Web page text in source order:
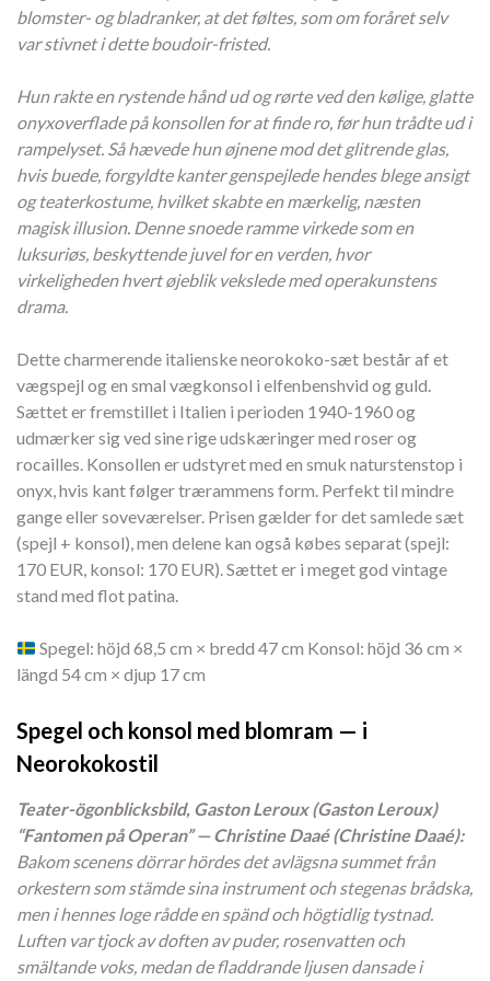
blomster- og bladranker, at det føltes, som om foråret selv
var stivnet i dette boudoir-fristed.
Hun rakte en rystende hånd ud og rørte ved den kølige, glatte
onyxoverflade på konsollen for at finde ro, før hun trådte ud i
rampelyset. Så hævede hun øjnene mod det glitrende glas,
hvis buede, forgyldte kanter genspejlede hendes blege ansigt
og teaterkostume, hvilket skabte en mærkelig, næsten
magisk illusion. Denne snoede ramme virkede som en
luksuriøs, beskyttende juvel for en verden, hvor
virkeligheden hvert øjeblik vekslede med operakunstens
drama.
Dette charmerende italienske neorokoko-sæt består af et
vægspejl og en smal vægkonsol i elfenbenshvid og guld.
Sættet er fremstillet i Italien i perioden 1940-1960 og
udmærker sig ved sine rige udskæringer med roser og
rocailles. Konsollen er udstyret med en smuk naturstenstop i
onyx, hvis kant følger trærammens form. Perfekt til mindre
gange eller soveværelser. Prisen gælder for det samlede sæt
(spejl + konsol), men delene kan også købes separat (spejl:
170 EUR, konsol: 170 EUR). Sættet er i meget god vintage
stand med flot patina.
Spegel: höjd 68,5 cm × bredd 47 cm Konsol: höjd 36 cm ×
längd 54 cm × djup 17 cm
Spegel och konsol med blomram — i
Neorokokostil
Teater-ögonblicksbild, Gaston Leroux (Gaston Leroux)
“Fantomen på Operan” — Christine Daaé (Christine Daaé):
Bakom scenens dörrar hördes det avlägsna summet från
orkestern som stämde sina instrument och stegenas brådska,
men i hennes loge rådde en spänd och högtidlig tystnad.
Luften var tjock av doften av puder, rosenvatten och
smältande voks, medan de fladdrande ljusen dansade i